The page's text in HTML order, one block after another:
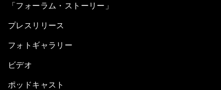
「フォーラム・ストーリー」
プレスリリース
フォトギャラリー
ビデオ
ポッドキャスト